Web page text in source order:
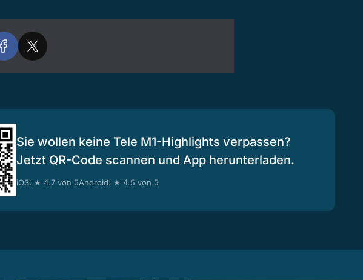
Sie wollen keine Tele M1-Highlights verpassen?
Jetzt QR-Code scannen und App herunterladen.
iOS: ★ 4.7 von 5Android: ★ 4.5 von 5